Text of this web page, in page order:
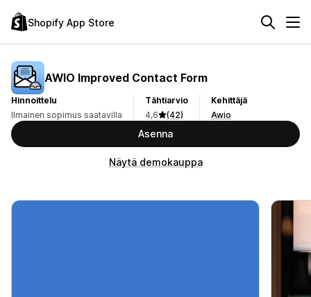
Shopify App Store
AWIO Improved Contact Form
Hinnoittelu
Ilmainen sopimus saatavilla
Tähtiarvio
4,6
(42)
Kehittäjä
Awio
Asenna
Näytä demokauppa